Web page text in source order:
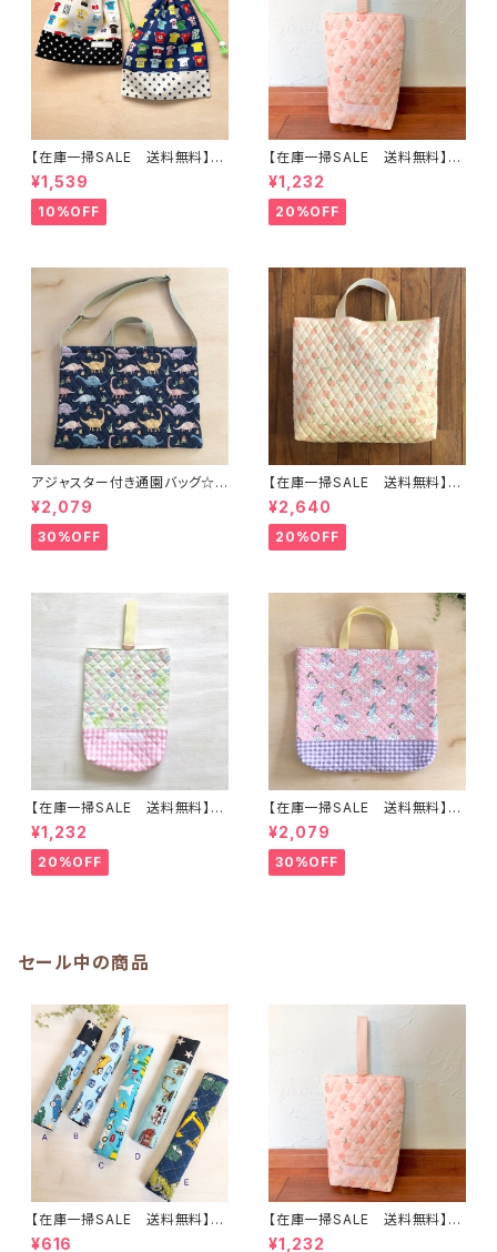
【在庫一掃SALE 送料無料】【2
枚セット】巾着袋(中)30×24cm
【Tシャツ柄】★KC. 男の子 星｜
通園通学用のかわいい巾着袋や
入園オーダーHoshizora☆ほ
¥1,539
10%OFF
【在庫一掃SALE 送料無料】再
販/上靴入れ☆27×22マチ6cm
☆【ピーチ柄】 ★US.49 上履き
袋 上靴袋 桃 キルティング 裏
地付き ｜通園通学用のかわい
¥1,232
20%OFF
アジャスター付き通園バッグ☆3
0×43cm 【恐竜柄】 ★B. 13 男
の子 キルティング 絵本バッ
グ ダイナソー ｜通園通学用
のかわいい巾着袋や入園オーダ
¥2,079
30%OFF
【在庫一掃SALE 送料無料】通
園バッグ☆32×43マチ6cm☆
【ピーチ柄】★TB.39 幼稚園バ
ッグ トートバッグ キルティン
グ レッスンバッグ 桃 女の
a☆ほしぞら
¥2,640
20%OFF
【在庫一掃SALE 送料無料】上
靴入れ☆27×23マチ6cm ☆
【ティンカーベルシルエット柄】
★US. 4142 上履き袋 上靴袋
妖精 花 女の子 かわいい
¥1,232
20%OFF
【在庫一掃SALE 送料無料】通
園バッグ☆32×43マチ6cm☆
ピンク【ペガサス柄】★TB.38
幼稚園バッグ トートバッグ キ
ルティング レッスンバッグ ユ
¥2,079
30%OFF
セール中の商品
【在庫一掃SALE 送料無料】も
こもこ水筒肩ひもカバー【はたら
¥616
【在庫一掃SALE 送料無料】再
販/上靴入れ☆27×22マチ6cm
¥1,232